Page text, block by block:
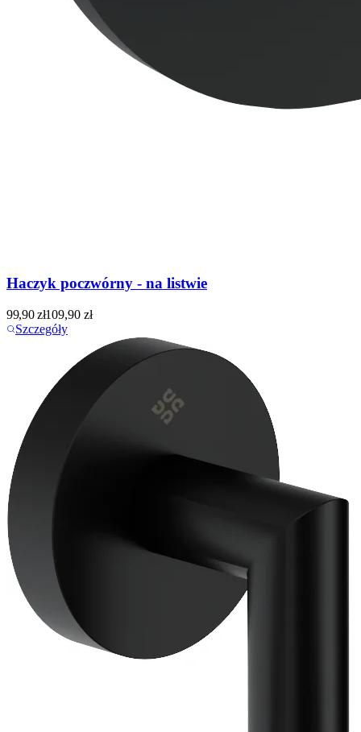
Haczyk poczwórny - na listwie
99,90zł109,90 zł
Szczegóły